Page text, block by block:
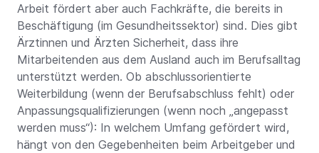
Arbeit fördert aber auch Fachkräfte, die bereits in
Beschäftigung (im Gesundheitssektor) sind. Dies gibt
Ärztinnen und Ärzten Sicherheit, dass ihre
Mitarbeitenden aus dem Ausland auch im Berufsalltag
unterstützt werden. Ob abschlussorientierte
Weiterbildung (wenn der Berufsabschluss fehlt) oder
Anpassungsqualifizierungen (wenn noch „angepasst
werden muss“): In welchem Umfang gefördert wird,
hängt von den Gegebenheiten beim Arbeitgeber und